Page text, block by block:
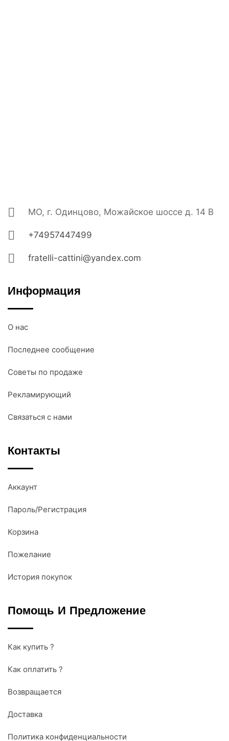
МО, г. Одинцово, Можайское шоссе д. 14 В
+74957447499
fratelli-cattini@yandex.com
Информация
О нас
Последнее сообщение
Советы по продаже
Рекламирующий
Связаться с нами
Контакты
Аккаунт
Пароль/Регистрация
Корзина
Пожелание
История покупок
Помощь И Предложение
Как купить ?
Как оплатить ?
Возвращается
Доставка
Политика конфиденциальности